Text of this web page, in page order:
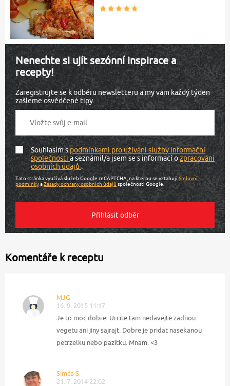
Nenechte si ujít sezónní inspirace a
recepty!
Zaregistrujte se k odběru newsletteru a my vám každý týden
zašleme osvědčené tipy.
Souhlasím spodmínkami pro užívání služby informační
společnostia seznámil/a jsem se s informací ozpracování
osobních údajů.
Tato stránka využívá služeb Google reCAPTCHA, na kterou se vztahujíSmluvní
podmínkyaZásady ochrany osobních údajů společnosti Google.
Komentáře k receptu
MJG
16. 9. 2015 11:17
Je to moc dobre. Urcite tam nedavejte zadnou
vegetu ani jiny sajrajt. Dobre je pridat nasekanou
petrzelku nebo pazitku. Mnam. <3
Simča S.
21. 7. 2014 22:02